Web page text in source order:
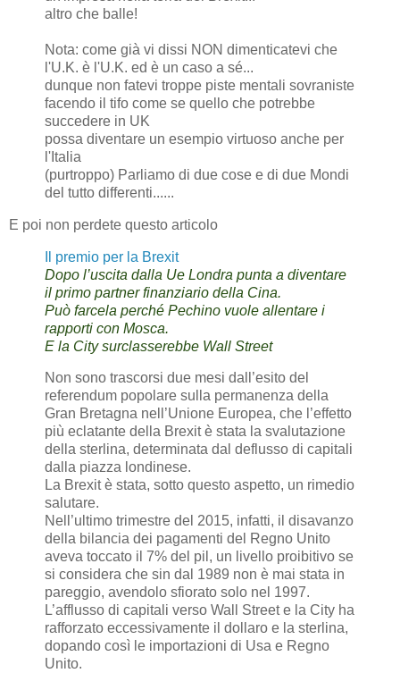
altro che balle!
Nota: come già vi dissi NON dimenticatevi che
l'U.K. è l'U.K. ed è un caso a sé...
dunque non fatevi troppe piste mentali sovraniste
facendo il tifo come se quello che potrebbe
succedere in UK
possa diventare un esempio virtuoso anche per
l'Italia
(purtroppo) Parliamo di due cose e di due Mondi
del tutto differenti......
E poi non perdete questo articolo
Il premio per la Brexit
Dopo l’uscita dalla Ue Londra punta a diventare
il primo partner finanziario della Cina.
Può farcela perché Pechino vuole allentare i
rapporti con Mosca.
E la City surclasserebbe Wall Street
Non sono trascorsi due mesi dall’esito del
referendum popolare sulla permanenza della
Gran Bretagna nell’Unione Europea, che l’effetto
più eclatante della Brexit è stata la svalutazione
della sterlina, determinata dal deflusso di capitali
dalla piazza londinese.
La Brexit è stata, sotto questo aspetto, un rimedio
salutare.
Nell’ultimo trimestre del 2015, infatti, il disavanzo
della bilancia dei pagamenti del Regno Unito
aveva toccato il 7% del pil, un livello proibitivo se
si considera che sin dal 1989 non è mai stata in
pareggio, avendolo sfiorato solo nel 1997.
L’afflusso di capitali verso Wall Street e la City ha
rafforzato eccessivamente il dollaro e la sterlina,
dopando così le importazioni di Usa e Regno
Unito.